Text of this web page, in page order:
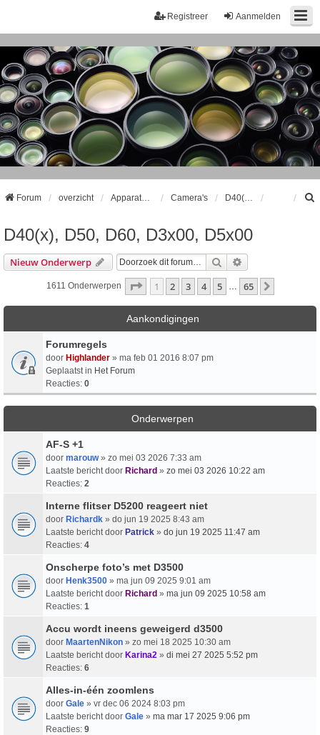
Aanmelden
Registreer
Forum overzicht Camera's
D40(x), D50, D60, D3x00, D5x00
Nieuw Onderwerp Zoek
1611 Onderwerpen Pagina Van65
1 2 3 4 5 65
Aankondigingen
Forumregels
door Highlander » ma feb 01 2016 8:07 pm
Geplaatst in Het Forum
Reacties: 0
Onderwerpen
AF-S +1
door marouw» zo mei 03 2026 7:33 am
Laatste bericht door Richard » zo mei 03 2026 10:22 am
Reacties: 2
Interne flitser D5200 reageert niet
door Richardk » do jun 19 2025 8:43 am
Laatste bericht door Patrick » do jun 19 2025 11:47 am
Reacties: 4
Onscherpe foto’s met D3500
door Henk3500 » ma jun 09 2025 9:01 am
Laatste bericht door Richard » ma jun 09 2025 10:58 am
Reacties: 1
Accu wordt ineens geweigerd d3500
door MaartenNikon » zo mei 18 2025 10:30 am
Laatste bericht door Karina2 » di mei 27 2025 5:52 pm
Reacties: 6
Alles-in-één zoomlens
door Gale » vr dec 06 2024 8:03 pm
Laatste bericht door Gale » ma mar 17 2025 9:06 pm
Reacties: 9